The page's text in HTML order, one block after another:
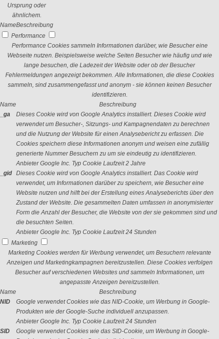
Ursprung oder
ähnlichem.
NameBeschreibung
Performance
Performance Cookies sammeln Informationen darüber, wie Besucher eine
Webseite nutzen. Beispielsweise welche Seiten Besucher wie häufig und wie
lange besuchen, die Ladezeit der Website oder ob der Besucher
Fehlermeldungen angezeigt bekommen. Alle Informationen, die diese Cookies
sammeln, sind zusammengefasst und anonym - sie können keinen Besucher
identifizieren.
Name
Beschreibung
_ga
Dieses Cookie wird von Google Analytics installiert. Dieses Cookie wird
verwendet um Besucher-, Sitzungs- und Kampagnendaten zu berechnen
und die Nutzung der Website für einen Analysebericht zu erfassen. Die
Cookies speichern diese Informationen anonym und weisen eine zufällig
generierte Nummer Besuchern zu um sie eindeutig zu identifizieren.
Anbieter Google Inc. Typ Cookie Laufzeit 2 Jahre
_gid
Dieses Cookie wird von Google Analytics installiert. Das Cookie wird
verwendet, um Informationen darüber zu speichern, wie Besucher eine
Website nutzen und hilft bei der Erstellung eines Analyseberichts über den
Zustand der Website. Die gesammelten Daten umfassen in anonymisierter
Form die Anzahl der Besucher, die Website von der sie gekommen sind und
die besuchten Seiten.
Anbieter Google Inc. Typ Cookie Laufzeit 24 Stunden
Marketing
Marketing Cookies werden für Werbung verwendet, um Besuchern relevante
Anzeigen und Marketingkampagnen bereitzustellen. Diese Cookies verfolgen
Besucher auf verschiedenen Websites und sammeln Informationen, um
angepasste Anzeigen bereitzustellen.
Name
Beschreibung
NID
Google verwendet Cookies wie das NID-Cookie, um Werbung in Google-
Produkten wie der Google-Suche individuell anzupassen.
Anbieter Google Inc. Typ Cookie Laufzeit 24 Stunden
SID
Google verwendet Cookies wie das SID-Cookie, um Werbung in Google-